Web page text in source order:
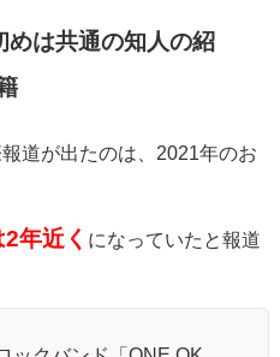
めは共通の知人の紹
道が出たのは、2021年のお
年近く になっていたと報道